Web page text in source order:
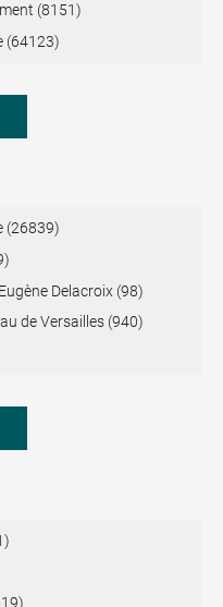
(8151)
(64123)
(26839)
Delacroix (98)
de Versailles (940)